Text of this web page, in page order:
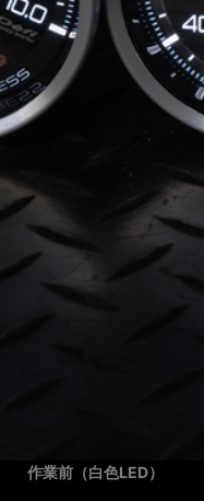
作業前（白色LED）